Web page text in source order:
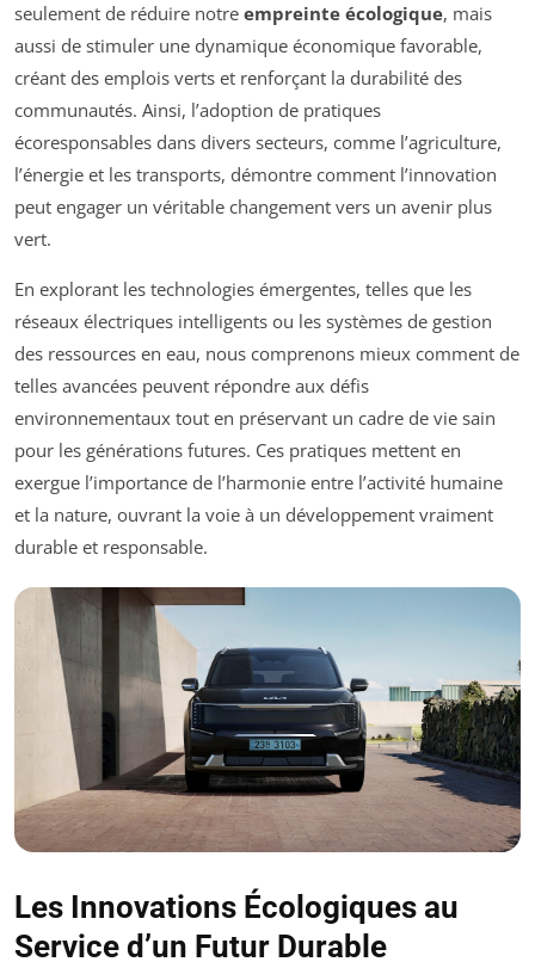
seulement de réduire notre empreinte écologique, mais
aussi de stimuler une dynamique économique favorable,
créant des emplois verts et renforçant la durabilité des
communautés. Ainsi, l’adoption de pratiques
écoresponsables dans divers secteurs, comme l’agriculture,
l’énergie et les transports, démontre comment l’innovation
peut engager un véritable changement vers un avenir plus
vert.
En explorant les technologies émergentes, telles que les
réseaux électriques intelligents ou les systèmes de gestion
des ressources en eau, nous comprenons mieux comment de
telles avancées peuvent répondre aux défis
environnementaux tout en préservant un cadre de vie sain
pour les générations futures. Ces pratiques mettent en
exergue l’importance de l’harmonie entre l’activité humaine
et la nature, ouvrant la voie à un développement vraiment
durable et responsable.
Les Innovations Écologiques au
Service d’un Futur Durable